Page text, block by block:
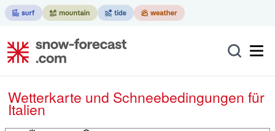
Wetterkarte und Schneebedingungen für
Italien